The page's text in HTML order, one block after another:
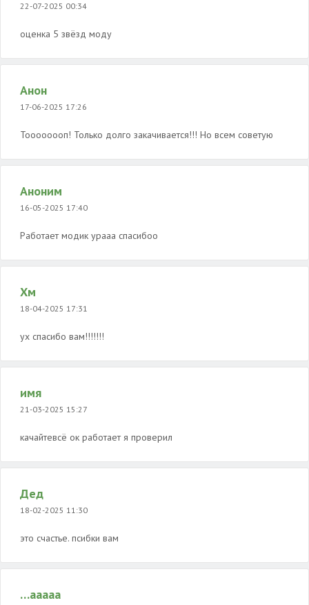
22-07-2025 00:34
оценка 5 звёзд моду
Анон
17-06-2025 17:26
Тоооооооп! Только долго закачивается!!! Но всем советую
Аноним
16-05-2025 17:40
Работает модик урааа спасибоо
Хм
18-04-2025 17:31
ух спасибо вам!!!!!!!
имя
21-03-2025 15:27
качайтевсё ок работает я проверил
Дед
18-02-2025 11:30
это счастье. псибки вам
…ааааа